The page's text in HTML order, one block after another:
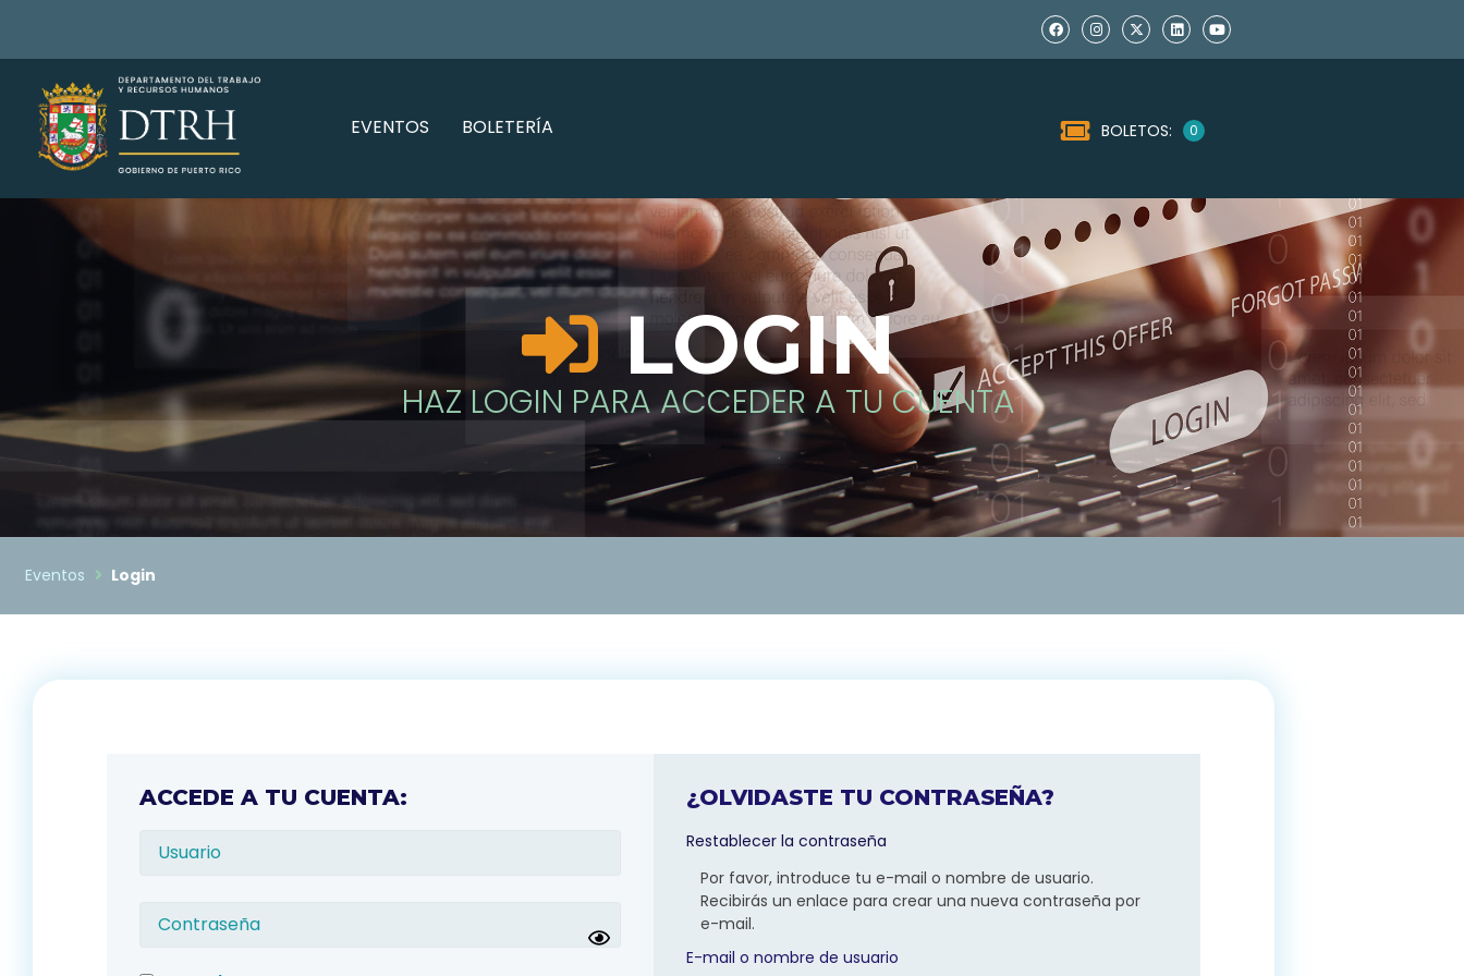
EVENTOS BOLETERÍA BOLETOS: 0
LOGIN
HAZ LOGIN PARA ACCEDER A TU CUENTA
Eventos Login
ACCEDE A TU CUENTA: ¿OLVIDASTE TU CONTRASEÑA?
Restablecer la contraseña
Por favor, introduce tu e-mail o nombre de usuario.
Recibirás un enlace para crear una nueva contraseña por
e-mail.
E-mail o nombre de usuario